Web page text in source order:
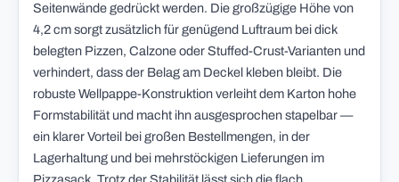
Seitenwände gedrückt werden. Die großzügige Höhe von
4,2 cm sorgt zusätzlich für genügend Luftraum bei dick
belegten Pizzen, Calzone oder Stuffed-Crust-Varianten und
verhindert, dass der Belag am Deckel kleben bleibt. Die
robuste Wellpappe-Konstruktion verleiht dem Karton hohe
Formstabilität und macht ihn ausgesprochen stapelbar —
ein klarer Vorteil bei großen Bestellmengen, in der
Lagerhaltung und bei mehrstöckigen Lieferungen im